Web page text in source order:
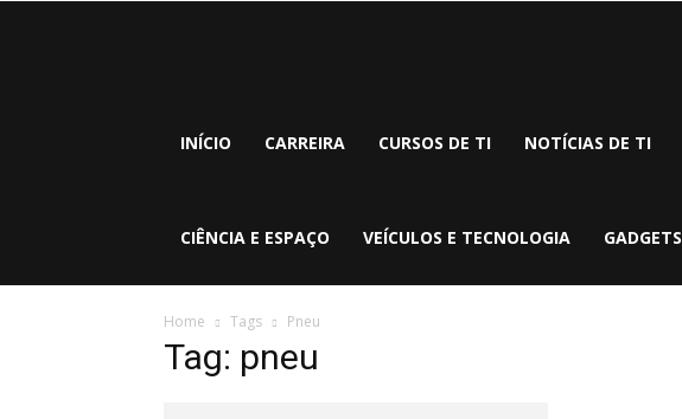
INÍCIO CARREIRA CURSOS DE TI NOTÍCIAS DE TI
CIÊNCIA E ESPAÇO VEÍCULOS E TECNOLOGIA GADGETS
Home Tags Pneu
Tag: pneu